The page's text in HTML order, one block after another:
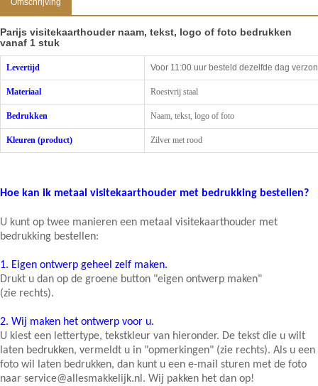
Omschrijving
Parijs visitekaarthouder naam, tekst, logo of foto bedrukken
vanaf 1 stuk
Levertijd Voor 11:00 uur besteld dezelfde dag
Materiaal Roestvrij staal
Bedrukken Naam, tekst, logo of foto
Kleuren (product) Zilver met rood
Hoe kan ik metaal visitekaarthouder met bedrukking bestellen?
U kunt op twee manieren een metaal visitekaarthouder met
bedrukking bestellen:
1. Eigen ontwerp geheel zelf maken.
Drukt u dan op de groene button "eigen ontwerp maken"
(zie rechts).
2. Wij maken het ontwerp voor u.
U kiest een lettertype, tekstkleur van hieronder. De tekst die u wilt
laten bedrukken, vermeldt u in "opmerkingen" (zie rechts). Als u een
foto wil laten bedrukken, dan kunt u een e-mail sturen met de foto
naar service@allesmakkelijk.nl. Wij pakken het dan op!